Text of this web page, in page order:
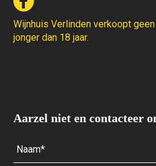
Wijnhuis Verlinden verkoopt
jonger dan 18 jaar.
Aarzel niet en contacteer